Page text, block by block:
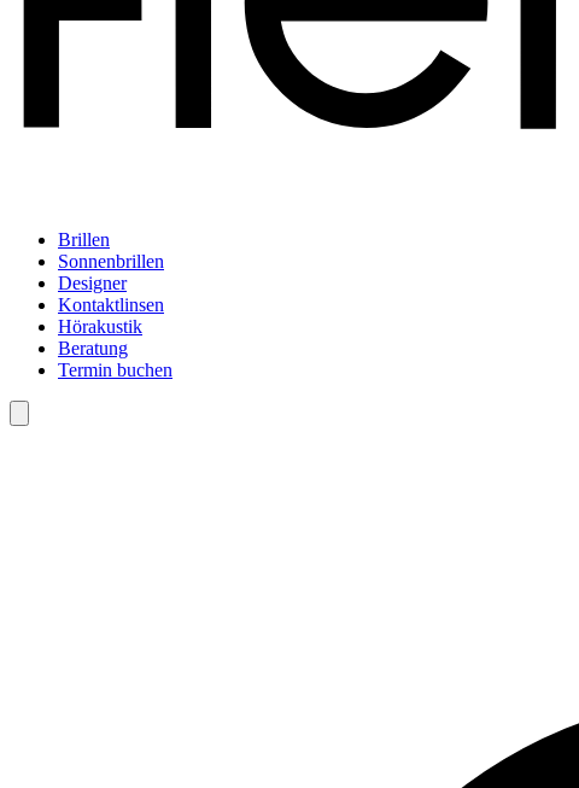
Brillen
Sonnenbrillen
Designer
Kontaktlinsen
Hörakustik
Beratung
Termin buchen